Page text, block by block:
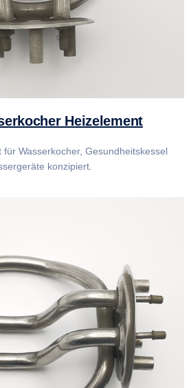
Heizelement
für Wasserkocher, Gesundheitskessel
konzipiert.